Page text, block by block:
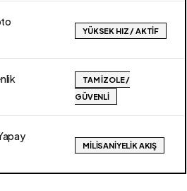
YÜKSEK HIZ / AKTIF
TAM İZOLE /
GÜVENLI
MILISANIYELIK AKIŞ